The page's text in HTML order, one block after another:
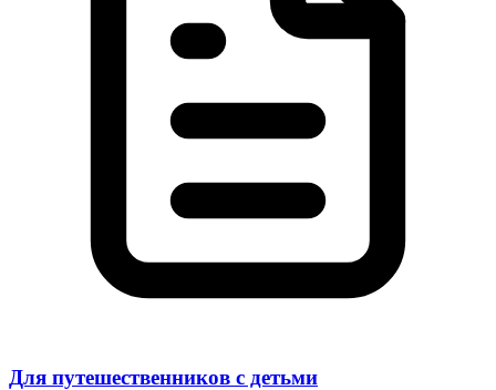
Для путешественников с детьми